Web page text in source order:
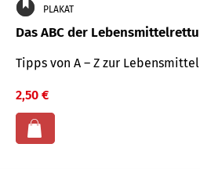
PLAKAT
Das ABC der
Tipps von A – Z zur
2,50 €